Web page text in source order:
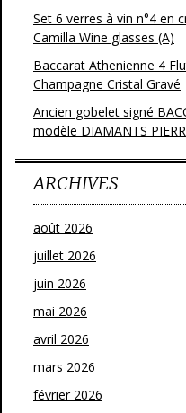
Set 6 verres à vin n°4 en
Camilla Wine glasses (A)
Baccarat Athenienne 4
Champagne Cristal Gravé
Ancien gobelet signé
modèle DIAMANTS
ARCHIVES
août 2026
juillet 2026
juin 2026
mai 2026
avril 2026
mars 2026
février 2026